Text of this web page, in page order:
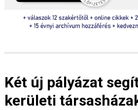
Két új pályázat
kerületi